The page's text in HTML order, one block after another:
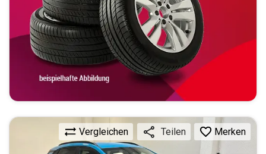
Vergleichen Teilen Merken